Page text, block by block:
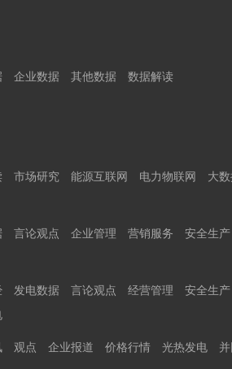
企业数据 其他数据 数据解读
市场研究 能源互联网 电力物联网 大
言论观点 企业管理 营销服务 安全生产
发电数据 言论观点 经营管理 安全生产
观点 企业报道 价格行情 光热发电